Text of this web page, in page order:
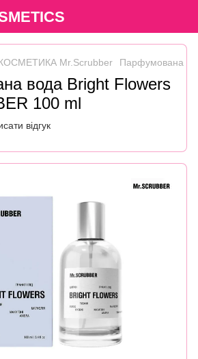
Mr.Scrubber Парфумована
вода Bright Flowers
100 ml
відгук